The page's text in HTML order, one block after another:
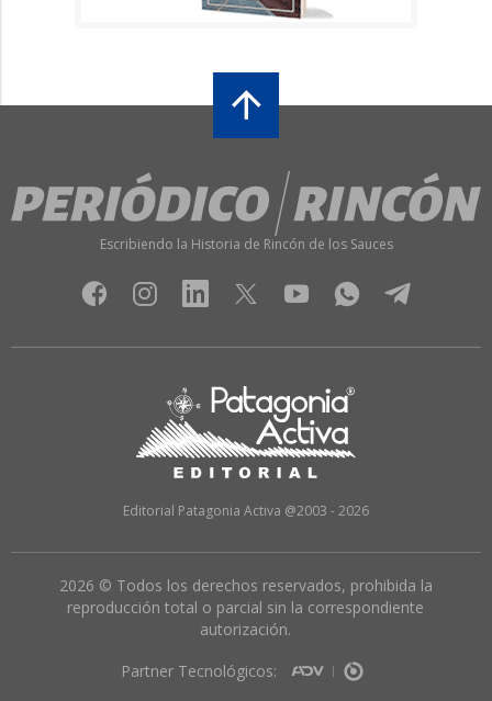
Escribiendo la Historia de Rincón de los Sauces
Editorial Patagonia Activa @2003 - 2026
2026 © Todos los derechos reservados, prohibida la
reproducción total o parcial sin la correspondiente
autorización.
Partner Tecnológicos: